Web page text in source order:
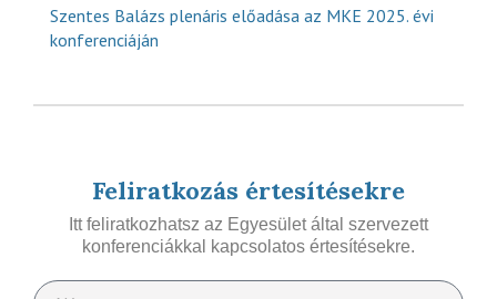
Szentes Balázs plenáris előadása az MKE 2025. évi
konferenciáján
Feliratkozás értesítésekre
Itt feliratkozhatsz az Egyesület által szervezett
konferenciákkal kapcsolatos értesítésekre.